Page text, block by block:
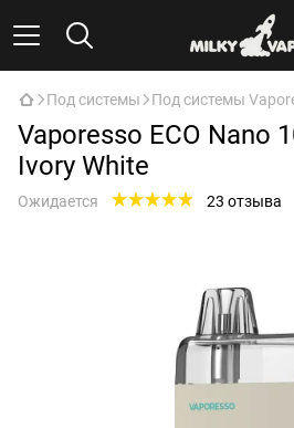
Под системы Под системы
Vaporesso ECO Nano
Ivory White
Ожидается 23 отзыва